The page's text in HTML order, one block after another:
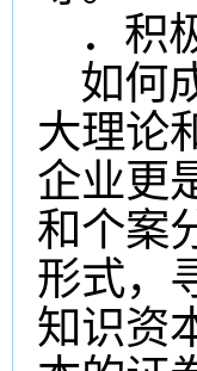
．积
如何
大理论
企业更
和个案
形式，
知识资